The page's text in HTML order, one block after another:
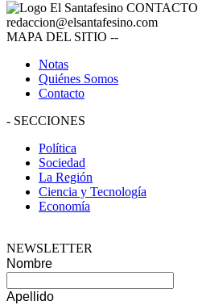
CONTACTO
redaccion@elsantafesino.com
MAPA DEL SITIO --
Notas
Quiénes Somos
Contacto
- SECCIONES
Política
Sociedad
La Región
Ciencia y Tecnología
Economía
NEWSLETTER
Nombre
Apellido